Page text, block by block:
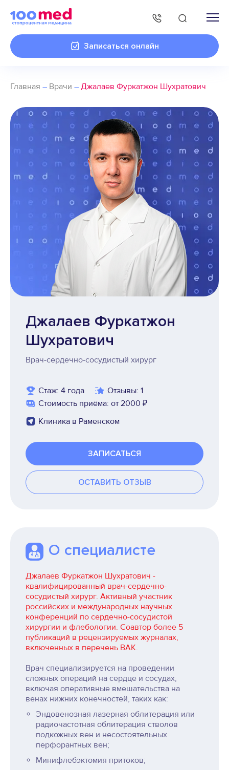
Записаться онлайн
Главная – Врачи – Джалаев Фуркатжон Шухратович
Джалаев Фуркатжон
Шухратович
Врач-сердечно-сосудистый хирург
Стаж: 4 года
Отзывы: 1
Стоимость приёма: от 2000 ₽
Клиника в Раменском
ЗАПИСАТЬСЯ
ОСТАВИТЬ ОТЗЫВ
О специалисте
Джалаев Фуркатжон Шухратович -
квалифицированный врач-сердечно-
сосудистый хирург. Активный участник
российских и международных научных
конференций по сердечно-сосудистой
хирургии и флебологии. Соавтор более 5
публикаций в рецензируемых журналах,
включенных в перечень ВАК.
Врач специализируется на проведении
сложных операций на сердце и сосудах,
включая оперативные вмешательства на
венах нижних конечностей, таких как:
Эндовенозная лазерная облитерация или
радиочастотная облитерация стволов
подкожных вен и несостоятельных
перфорантных вен;
Минифлебэктомия притоков;